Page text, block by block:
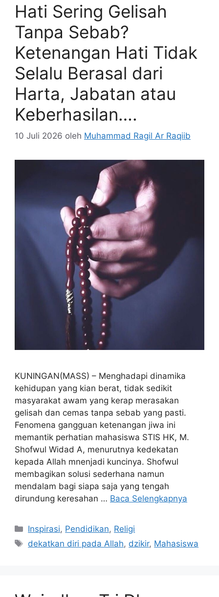
Hati Sering Gelisah
Tanpa Sebab?
Ketenangan Hati Tidak
Selalu Berasal dari
Harta, Jabatan atau
Keberhasilan….
10 Juli 2026 oleh Muhammad Ragil Ar Raqiib
KUNINGAN(MASS) – Menghadapi dinamika
kehidupan yang kian berat, tidak sedikit
masyarakat awam yang kerap merasakan
gelisah dan cemas tanpa sebab yang pasti.
Fenomena gangguan ketenangan jiwa ini
memantik perhatian mahasiswa STIS HK, M.
Shofwul Widad A, menurutnya kedekatan
kepada Allah mnenjadi kuncinya. Shofwul
membagikan solusi sederhana namun
mendalam bagi siapa saja yang tengah
dirundung keresahan … Baca Selengkapnya
Kategori
Inspirasi, Pendidikan, Religi
Tag
dekatkan diri pada Allah, dzikir, Mahasiswa